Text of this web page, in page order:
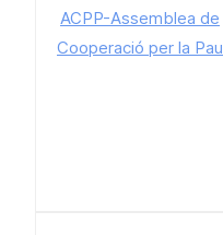
ACPP-Assemblea de
Cooperació per la Pau